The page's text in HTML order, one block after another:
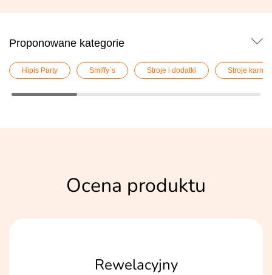
Proponowane kategorie
Hipis Party Smiffy`s Stroje i dodatki Stroje
Ocena produktu
Rewelacyjny